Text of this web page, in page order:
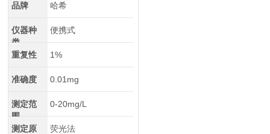
品牌 哈希
仪器种
类
便携式
重复性 1%
准确度 0.01mg
测定范
围
0-20mg/L
测定原
荧光法